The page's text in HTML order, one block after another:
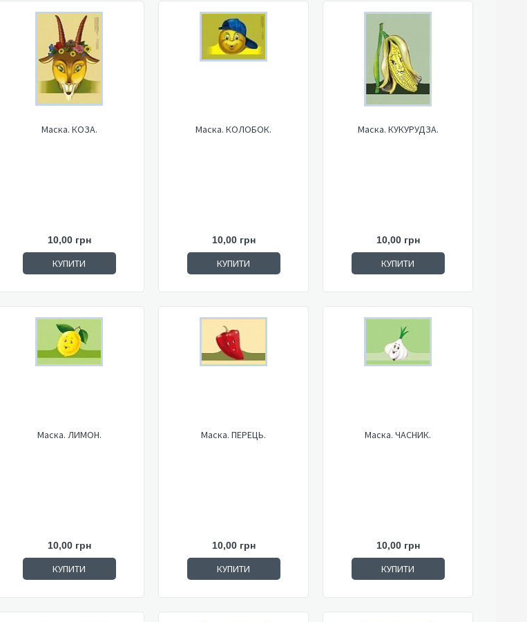
Маска. КОЗА.
10,00 грн
КУПИТИ
Маска. КОЛОБОК.
10,00 грн
КУПИТИ
Маска. КУКУРУДЗА.
10,00 грн
КУПИТИ
Маска. ЛИМОН.
10,00 грн
КУПИТИ
Маска. ПЕРЕЦЬ.
10,00 грн
КУПИТИ
Маска. ЧАСНИК.
10,00 грн
КУПИТИ